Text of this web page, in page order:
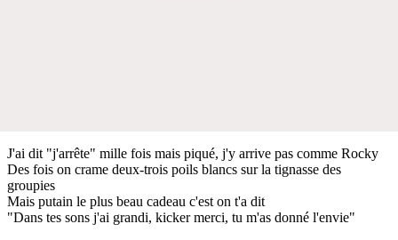
J'ai dit "j'arrête" mille fois mais piqué, j'y arrive pas comme Rocky
Des fois on crame deux-trois poils blancs sur la tignasse des
groupies
Mais putain le plus beau cadeau c'est on t'a dit
"Dans tes sons j'ai grandi, kicker merci, tu m'as donné l'envie"